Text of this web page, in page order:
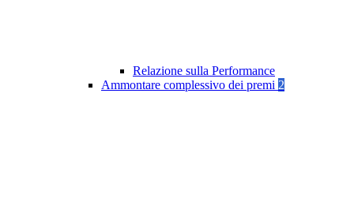
Relazione sulla Performance
Ammontare complessivo dei premi 2